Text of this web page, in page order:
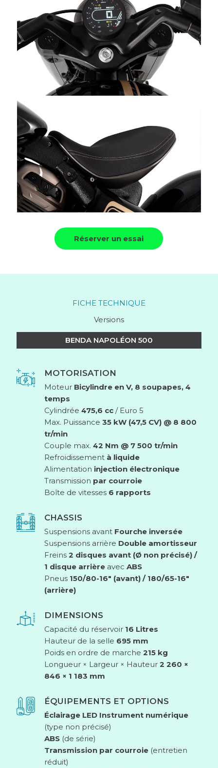
Réserver un essai
FICHE TECHNIQUE
Versions
BENDA NAPOLÉON 500
MOTORISATION
Moteur Bicylindre en V, 8 soupapes, 4
temps
Cylindrée 475,6 cc/ Euro 5
Max. Puissance 35 kW (47,5 CV) @ 8 800
tr/min
Couple max. 42 Nm @ 7 500 tr/min
Refroidissement à liquide
Alimentation injection électronique
Transmission par courroie
Boîte de vitesses 6 rapports
CHASSIS
Suspensions avant Fourche inversée
Suspensions arrière Double amortisseur
Freins 2 disques avant (Ø non précisé) /
1 disque arrièreavec ABS
Pneus 150/80-16″ (avant) / 180/65-16″
(arrière)
DIMENSIONS
Capacité du réservoir 16 Litres
Hauteur de la selle 695 mm
Poids en ordre de marche 215 kg
Longueur × Largeur × Hauteur 2 260 ×
846 × 1 183 mm
ÉQUIPEMENTS ET OPTIONS
Éclairage LED Instrument numérique
(type non précisé)
ABS(de série)
Transmission par courroie(entretien
réduit)